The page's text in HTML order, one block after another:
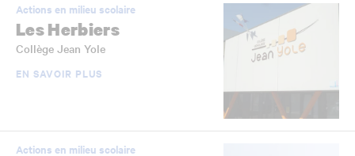
Actions en milieu scolaire
Les Herbiers
Collège Jean Yole
EN SAVOIR PLUS
Actions en milieu scolaire